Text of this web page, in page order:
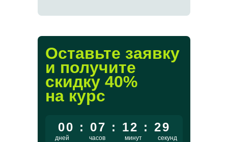
Оставьте заявку
и получите
скидку 40%
на курс
00 : 07 : 12 : 29
дней часов минут секунд